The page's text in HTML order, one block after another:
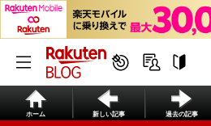
ホーム 新しい記事 過去の記事